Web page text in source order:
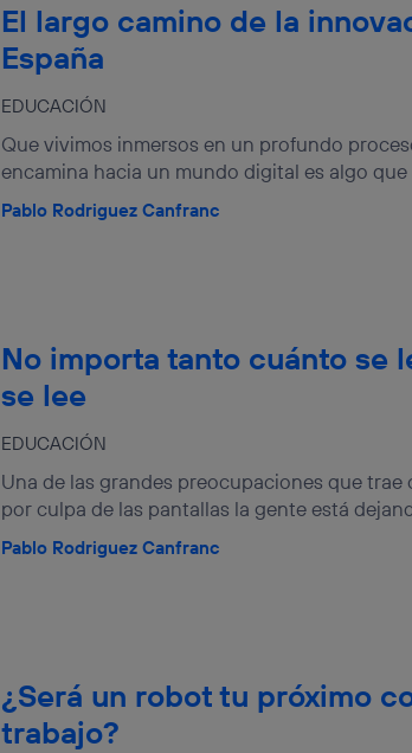
EDUCACIÓN
El largo camino de la
España
Que vivimos inmersos en un profundo
encamina hacia un mundo digital es algo que
Pablo Rodriguez Canfranc
EDUCACIÓN
No importa tanto cuánto se
se lee
Una de las grandes preocupaciones que
por culpa de las pantallas la gente está
Pablo Rodriguez Canfranc
¿Será un robot tu próximo
trabajo?